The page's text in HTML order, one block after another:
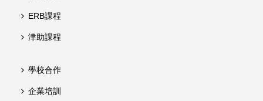
ERB課程
津助課程
學校合作
企業培訓